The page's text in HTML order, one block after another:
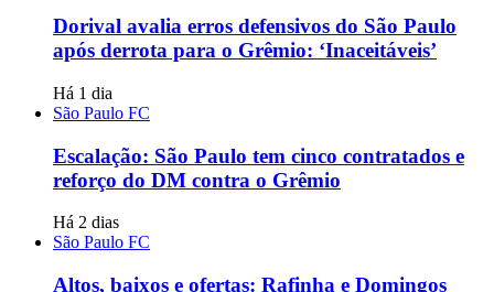
Dorival avalia erros defensivos do São Paulo
após derrota para o Grêmio: ‘Inaceitáveis’
Há 1 dia
São Paulo FC
Escalação: São Paulo tem cinco contratados e
reforço do DM contra o Grêmio
Há 2 dias
São Paulo FC
Altos, baixos e ofertas: Rafinha e Domingos